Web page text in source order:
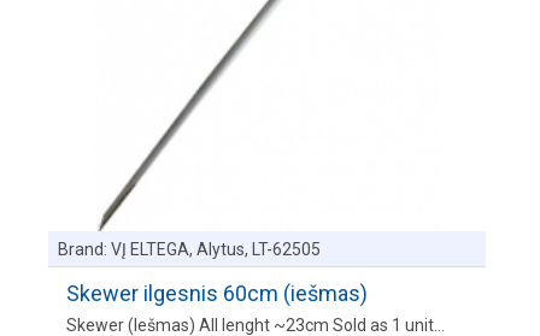
Brand: VĮ ELTEGA, Alytus, LT-62505
Skewer ilgesnis 60cm (iešmas)
Skewer (Iešmas) All lenght ~23cm Sold as 1 unit...